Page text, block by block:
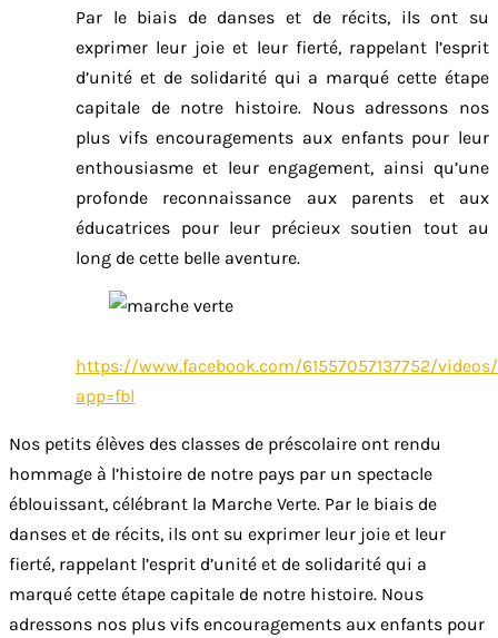
Par le biais de danses et de récits, ils ont su
exprimer leur joie et leur fierté, rappelant l’esprit
d’unité et de solidarité qui a marqué cette étape
capitale de notre histoire. Nous adressons nos
plus vifs encouragements aux enfants pour leur
enthousiasme et leur engagement, ainsi qu’une
profonde reconnaissance aux parents et aux
éducatrices pour leur précieux soutien tout au
long de cette belle aventure.
https://www.facebook.com/61557057137752/
app=fbl
Nos petits élèves des classes de préscolaire ont rendu
hommage à l’histoire de notre pays par un spectacle
éblouissant, célébrant la Marche Verte. Par le biais de
danses et de récits, ils ont su exprimer leur joie et leur
fierté, rappelant l’esprit d’unité et de solidarité qui a
marqué cette étape capitale de notre histoire. Nous
adressons nos plus vifs encouragements aux enfants pour